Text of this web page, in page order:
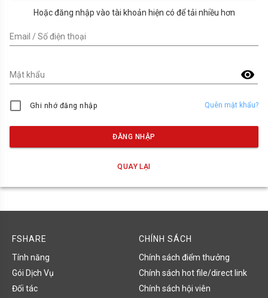
Hoặc đăng nhập vào tài khoản hiện có để tải nhiều hơn
Email / Số điện thoại
visibility
Mật khẩu
Ghi nhớ đăng nhập Quên mật khẩu?
ĐĂNG NHẬP
QUAY LẠI
FSHARE
Tính năng
Gói Dịch Vụ
Đối tác
CHÍNH SÁCH
Chính sách điểm thưởng
Chính sách hot file/direct link
Chính sách hội viên